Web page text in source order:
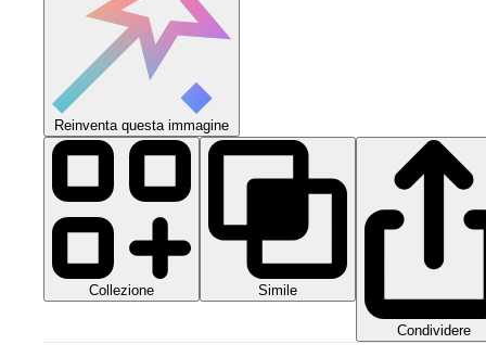
Reinventa questa immagine
Collezione Simile
Condividere